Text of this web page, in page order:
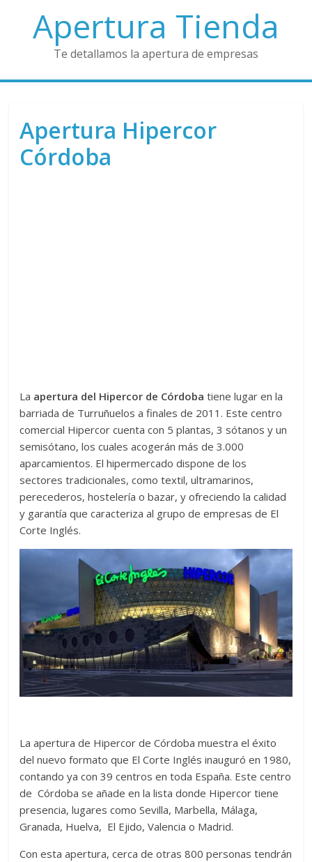
Apertura Tienda
Te detallamos la apertura de empresas
Apertura Hipercor
Córdoba
La apertura del Hipercor de Córdoba tiene lugar en la
barriada de Turruñuelos a finales de 2011. Este centro
comercial Hipercor cuenta con 5 plantas, 3 sótanos y un
semisótano, los cuales acogerán más de 3.000
aparcamientos. El hipermercado dispone de los
sectores tradicionales, como textil, ultramarinos,
perecederos, hostelería o bazar, y ofreciendo la calidad
y garantía que caracteriza al grupo de empresas de El
Corte Inglés.
La apertura de Hipercor de Córdoba muestra el éxito
del nuevo formato que El Corte Inglés inauguró en 1980,
contando ya con 39 centros en toda España. Este centro
de Córdoba se añade en la lista donde Hipercor tiene
presencia, lugares como Sevilla, Marbella, Málaga,
Granada, Huelva, El Ejido, Valencia o Madrid.
Con esta apertura, cerca de otras 800 personas tendrán